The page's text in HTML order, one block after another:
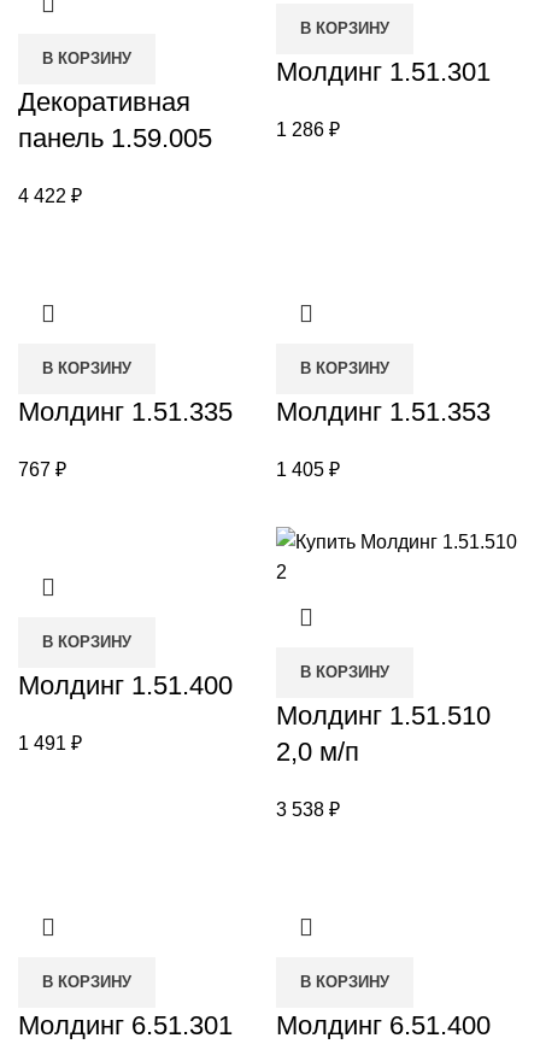
В КОРЗИНУ
Декоративная
панель 1.59.005
4 422 ₽
В КОРЗИНУ
Молдинг 1.51.301
1 286 ₽
В КОРЗИНУ
Молдинг 1.51.335
767 ₽
В КОРЗИНУ
Молдинг 1.51.353
1 405 ₽
В КОРЗИНУ
Молдинг 1.51.400
1 491 ₽
В КОРЗИНУ
Молдинг 1.51.510
2,0 м/п
3 538 ₽
В КОРЗИНУ
Молдинг 6.51.301
В КОРЗИНУ
Молдинг 6.51.400